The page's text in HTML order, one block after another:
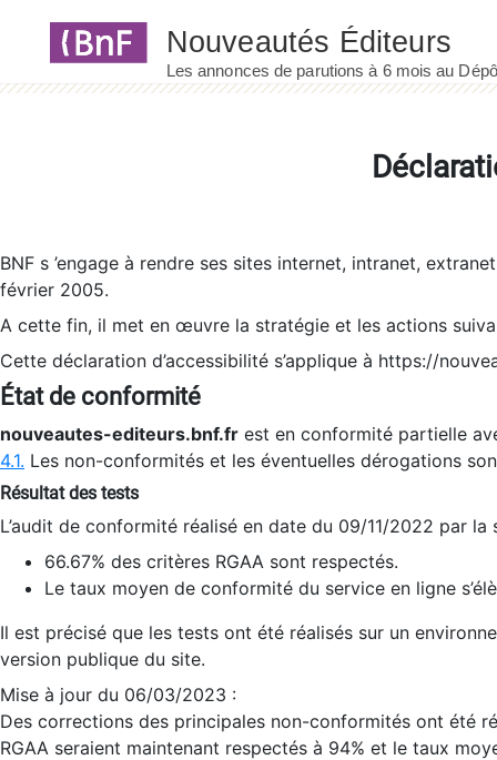
BNF s ’engage à rendre ses sites internet, intranet,
février 2005.
A cette fin, il met en œuvre la stratégie et les actions
Cette déclaration d’accessibilité s’applique à https://
État de conformité
nouveautes-editeurs.bnf.fr est en conformité partielle
4.1. Les non-conformités et les éventuelles dérogations
Résultat des tests
L’audit de conformité réalisé en date du 09/11/2022 par
66.67% des critères RGAA sont respectés.
Le taux moyen de conformité du service en ligne
Il est précisé que les tests ont été réalisés sur un
version publique du site.
Mise à jour du 06/03/2023 :
Des corrections des principales non-conformités ont été
RGAA seraient maintenant respectés à 94% et le taux